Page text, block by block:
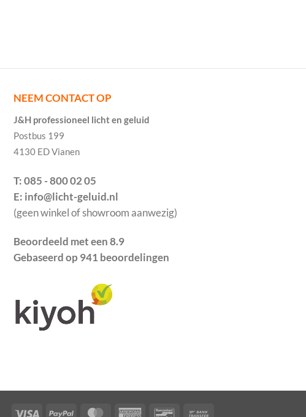
NEEM CONTACT OP
J&H professioneel licht en geluid
Postbus 199
4130 ED Vianen
T: 085 - 800 02 05
E: info@licht-geluid.nl
(geen winkel of showroom aanwezig)
Beoordeeld met een 8.9
Gebaseerd op 941 beoordelingen
Visa PayPal MasterCardAmerican Bancontact